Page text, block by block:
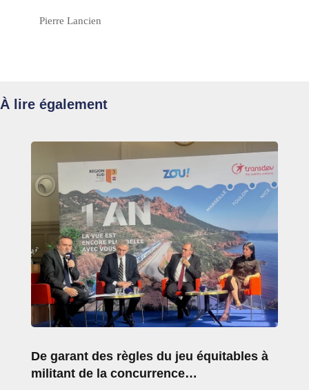
Pierre Lancien
À lire également
De garant des règles du jeu équitables à
militant de la concurrence…